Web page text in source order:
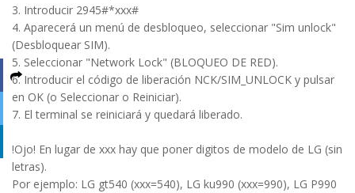
3. Introducir 2945#*xxx#
4. Aparecerá un menú de desbloqueo, seleccionar "Sim unlock"
(Desbloquear SIM).
5. Seleccionar "Network Lock" (BLOQUEO DE RED).
6. Introducir el código de liberación NCK/SIM_UNLOCK y pulsar
en OK (o Seleccionar o Reiniciar).
7. El terminal se reiniciará y quedará liberado.
!Ojo! En lugar de xxx hay que poner digitos de modelo de LG (sin
letras).
Por ejemplo: LG gt540 (xxx=540), LG ku990 (xxx=990), LG P990